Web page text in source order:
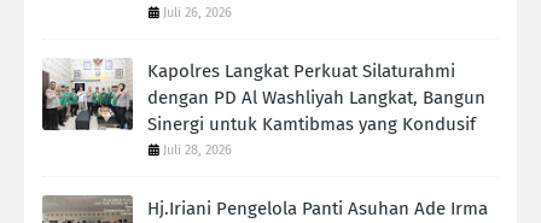
Juli 26, 2026
Kapolres Langkat Perkuat Silaturahmi
dengan PD Al Washliyah Langkat, Bangun
Sinergi untuk Kamtibmas yang Kondusif
Juli 28, 2026
Hj.Iriani Pengelola Panti Asuhan Ade Irma